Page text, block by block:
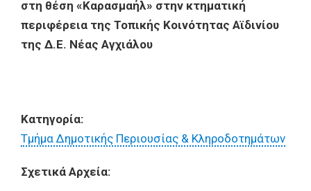
στη θέση «Καρασμαήλ» στην κτηματική
περιφέρεια της Τοπικής Κοινότητας Αϊδινίου
της Δ.Ε. Νέας Αγχιάλου
Κατηγορία:
Τμήμα Δημοτικής Περιουσίας & Κληροδοτημάτων
Σχετικά Αρχεία: